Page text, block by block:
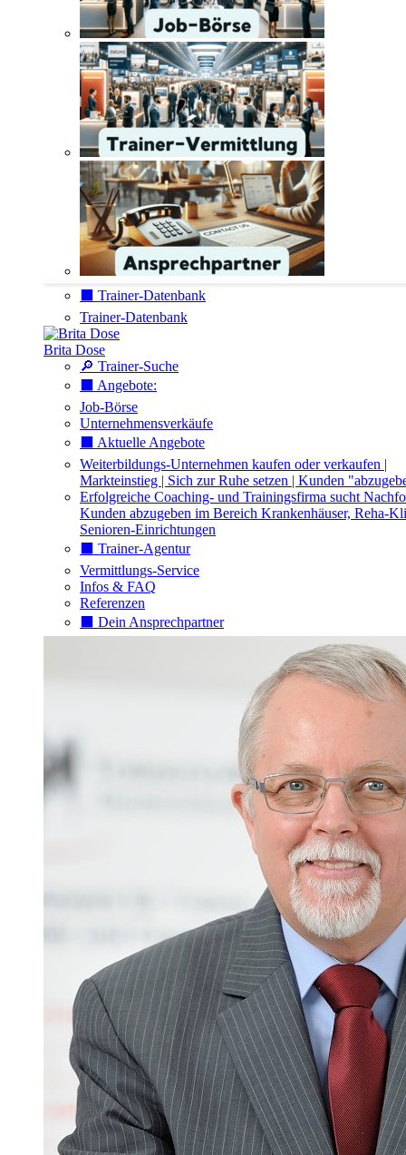
⬛️ Trainer-Datenbank
Trainer-Datenbank
Brita Dose
🔎 Trainer-Suche
⬛️ Angebote:
Job-Börse
Unternehmensverkäufe
⬛️ Aktuelle Angebote
Weiterbildungs-Unternehmen kaufen oder verkaufen |
Markteinstieg | Sich zur Ruhe setzen | Kunden
Erfolgreiche Coaching- und Trainingsfirma sucht
Kunden abzugeben im Bereich Krankenhäuser, Reha-
Senioren-Einrichtungen
⬛️ Trainer-Agentur
Vermittlungs-Service
Infos & FAQ
Referenzen
⬛️ Dein Ansprechpartner